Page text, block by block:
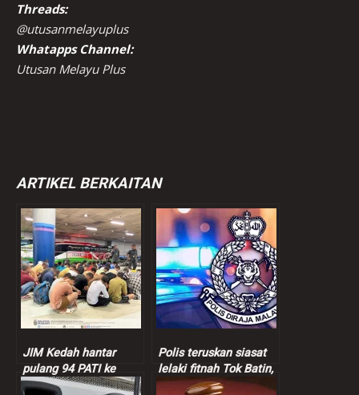
Threads:
@utusanmelayuplus
Whatapps Channel:
Utusan Melayu Plus
ARTIKEL BERKAITAN
JIM Kedah hantar
pulang 94 PATI ke
negara asal
Polis teruskan siasat
lelaki fitnah Tok Batin,
Jaslinda